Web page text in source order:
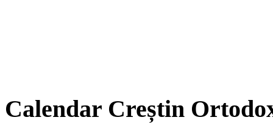
Calendar Creștin